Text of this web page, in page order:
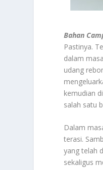
Bahan
Pastinya.
dalam
udang
kemudian
salah satu
Dalam
terasi.
yang telah
sekaligus